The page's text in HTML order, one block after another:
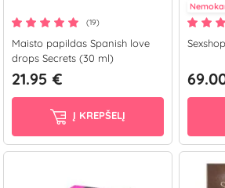
(19)
Maisto papildas Spanish love
drops Secrets (30 ml)
21.95 €
Į KREPŠELĮ